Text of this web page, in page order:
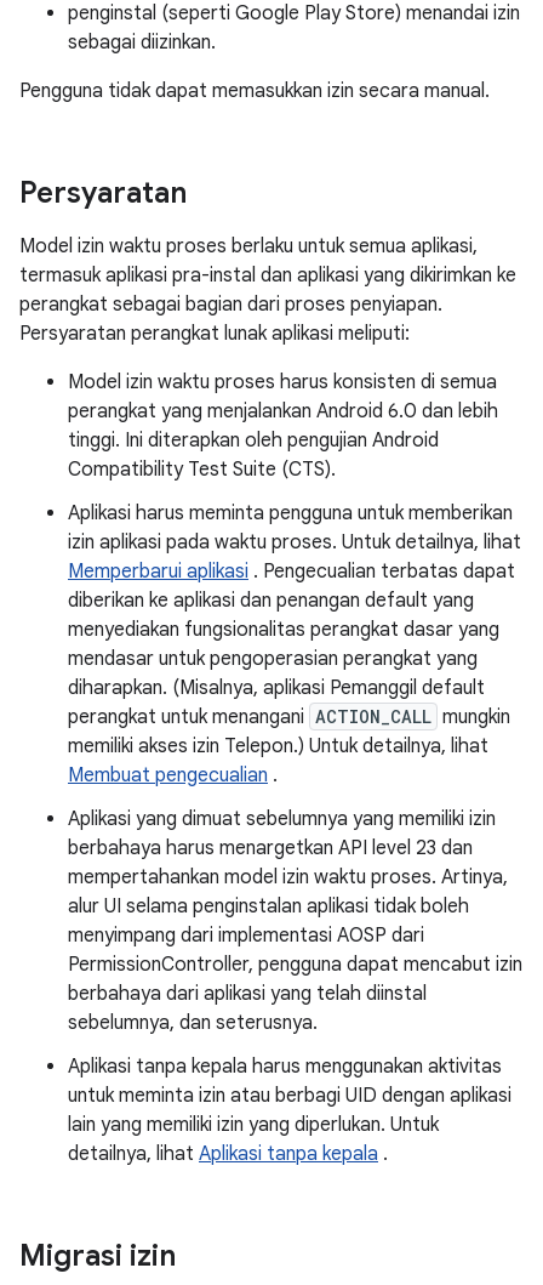
penginstal (seperti Google Play Store) menandai izin
sebagai diizinkan.
Pengguna tidak dapat memasukkan izin secara manual.
Persyaratan
Model izin waktu proses berlaku untuk semua aplikasi,
termasuk aplikasi pra-instal dan aplikasi yang dikirimkan ke
perangkat sebagai bagian dari proses penyiapan.
Persyaratan perangkat lunak aplikasi meliputi:
Model izin waktu proses harus konsisten di semua
perangkat yang menjalankan Android 6.0 dan lebih
tinggi. Ini diterapkan oleh pengujian Android
Compatibility Test Suite (CTS).
Aplikasi harus meminta pengguna untuk memberikan
izin aplikasi pada waktu proses. Untuk detailnya, lihat
Memperbarui aplikasi . Pengecualian terbatas dapat
diberikan ke aplikasi dan penangan default yang
menyediakan fungsionalitas perangkat dasar yang
mendasar untuk pengoperasian perangkat yang
diharapkan. (Misalnya, aplikasi Pemanggil default
perangkat untuk menangani ACTION_CALL mungkin
memiliki akses izin Telepon.) Untuk detailnya, lihat
Membuat pengecualian .
Aplikasi yang dimuat sebelumnya yang memiliki izin
berbahaya harus menargetkan API level 23 dan
mempertahankan model izin waktu proses. Artinya,
alur UI selama penginstalan aplikasi tidak boleh
menyimpang dari implementasi AOSP dari
PermissionController, pengguna dapat mencabut izin
berbahaya dari aplikasi yang telah diinstal
sebelumnya, dan seterusnya.
Aplikasi tanpa kepala harus menggunakan aktivitas
untuk meminta izin atau berbagi UID dengan aplikasi
lain yang memiliki izin yang diperlukan. Untuk
detailnya, lihat Aplikasi tanpa kepala .
Migrasi izin